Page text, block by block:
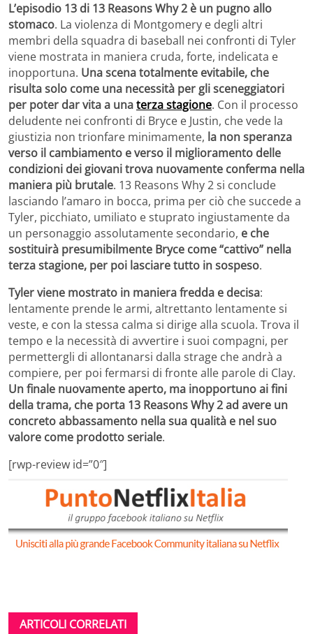
L’episodio 13 di 13 Reasons Why 2 è un pugno allo
stomaco. La violenza di Montgomery e degli altri
membri della squadra di baseball nei confronti di Tyler
viene mostrata in maniera cruda, forte, indelicata e
inopportuna. Una scena totalmente evitabile, che
risulta solo come una necessità per gli sceneggiatori
per poter dar vita a unaterza stagione. Con il processo
deludente nei confronti di Bryce e Justin, che vede la
giustizia non trionfare minimamente, la non speranza
verso il cambiamento e verso il miglioramento delle
condizioni dei giovani trova nuovamente conferma nella
maniera più brutale. 13 Reasons Why 2 si conclude
lasciando l’amaro in bocca, prima per ciò che succede a
Tyler, picchiato, umiliato e stuprato ingiustamente da
un personaggio assolutamente secondario, e che
sostituirà presumibilmente Bryce come “cattivo” nella
terza stagione, per poi lasciare tutto in sospeso.
Tyler viene mostrato in maniera fredda e decisa:
lentamente prende le armi, altrettanto lentamente si
veste, e con la stessa calma si dirige alla scuola. Trova il
tempo e la necessità di avvertire i suoi compagni, per
permettergli di allontanarsi dalla strage che andrà a
compiere, per poi fermarsi di fronte alle parole di Clay.
Un finale nuovamente aperto, ma inopportuno ai fini
della trama, che porta 13 Reasons Why 2 ad avere un
concreto abbassamento nella sua qualità e nel suo
valore come prodotto seriale.
[rwp-review id=”0″]
ARTICOLI CORRELATI